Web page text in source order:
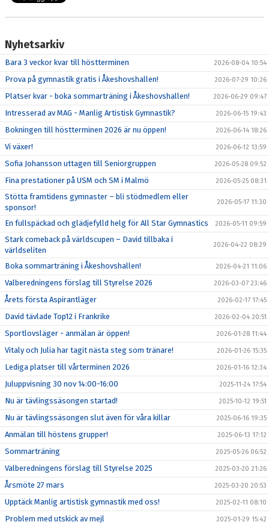
Nyhetsarkiv
Bara 3 veckor kvar till höstterminen 2026-08-04 10:54
Prova på gymnastik gratis i Åkeshovshallen! 2026-07-29 10:26
Platser kvar - boka sommarträning i Åkeshovshallen! 2026-06-29 09:47
Intresserad av MAG - Manlig Artistisk Gymnastik? 2026-06-15 19:43
Bokningen till höstterminen 2026 är nu öppen! 2026-06-14 18:26
Vi växer! 2026-06-12 13:59
Sofia Johansson uttagen till Seniorgruppen 2026-05-28 09:52
Fina prestationer på USM och SM i Malmö 2026-05-25 08:31
Stötta framtidens gymnaster – bli stödmedlem eller
sponsor!
2026-05-17 11:30
En fullspäckad och glädjefylld helg för All Star Gymnastics 2026-05-11 09:59
Stark comeback på världscupen – David tillbaka i
världseliten
2026-04-22 08:29
Boka sommarträning i Åkeshovshallen! 2026-04-21 11:06
Valberedningens förslag till Styrelse 2026 2026-03-07 23:46
Årets första Aspirantläger 2026-02-17 17:45
David tävlade Top12 i Frankrike 2026-02-04 20:51
Sportlovsläger - anmälan är öppen! 2026-01-28 11:44
Vitaly och Julia har tagit nästa steg som tränare! 2026-01-26 15:35
Lediga platser till vårterminen 2026 2026-01-16 12:34
Juluppvisning 30 nov 14:00-16:00 2025-11-24 17:54
Nu är tävlingssäsongen startad! 2025-10-12 19:51
Nu är tävlingssäsongen slut även för våra killar 2025-06-16 19:35
Anmälan till höstens grupper! 2025-06-13 17:12
Sommarträning 2025-05-26 06:52
Valberedningens förslag till Styrelse 2025 2025-03-20 21:26
Årsmöte 27 mars 2025-03-20 20:53
Upptäck Manlig artistisk gymnastik med oss! 2025-02-11 08:10
Problem med utskick av mejl 2025-01-29 15:42